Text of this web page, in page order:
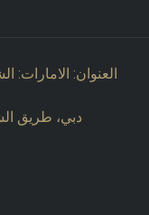
العنوان: الامارات:
دبي، طريق